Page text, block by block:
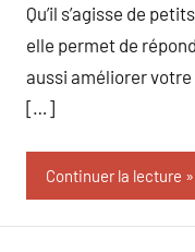
Qu’il s’agisse de
elle permet de
aussi améliorer
[…]
Continuer la lecture